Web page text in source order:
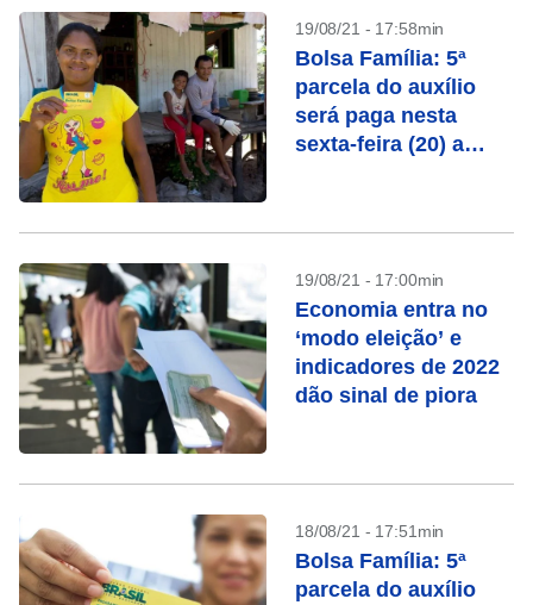
19/08/21 - 17:58min
Bolsa Família: 5ª
parcela do auxílio
será paga nesta
sexta-feira (20) a
19/08/21 - 17:00min
Economia entra no
‘modo eleição’ e
indicadores de 2022
dão sinal de piora
18/08/21 - 17:51min
Bolsa Família: 5ª
parcela do auxílio